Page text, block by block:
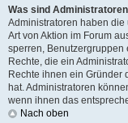
Was sind
Administratoren haben die
Art von Aktion im Forum
sperren, Benutzergruppen
Rechte, die ein
Rechte ihnen ein Gründer
hat. Administratoren
wenn ihnen das
Nach oben